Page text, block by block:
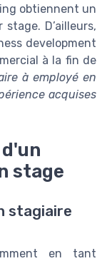
obtiennent un
D’ailleurs,
development
à la fin de
à employé en
acquises
stage
stagiaire
en tant